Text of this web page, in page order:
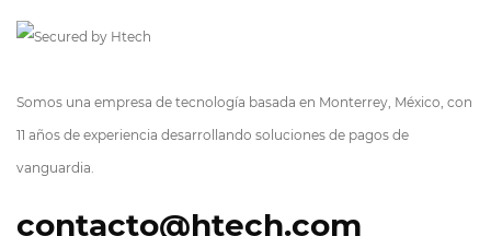
Somos una empresa de tecnología basada en Monterrey, México, con
11 años de experiencia desarrollando soluciones de pagos de
vanguardia.
contacto@htech.com